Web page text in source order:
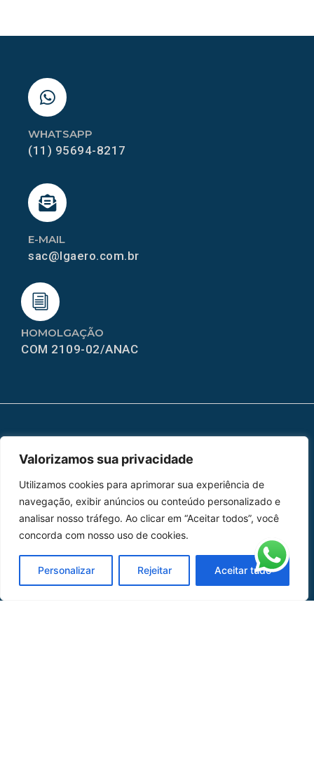
Valorizamos sua privacidade
Utilizamos cookies para aprimorar sua experiência de
navegação, exibir anúncios ou conteúdo personalizado e
analisar nosso tráfego. Ao clicar em “Aceitar todos”, você
concorda com nosso uso de cookies.
Personalizar Rejeitar Aceitar tudo
HOMOLGAÇÃO
COM 2109-02/ANAC
E-MAIL
sac@lgaero.com.br
WHATSAPP
(11) 95694-8217
Peças
Catálogo de Aplicações
Oficina de Mangueiras